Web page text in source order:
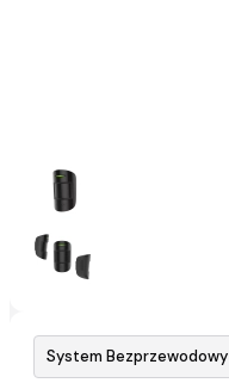
System Bezprzewodowy